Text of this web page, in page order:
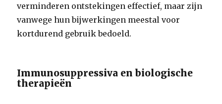
verminderen ontstekingen effectief, maar zijn
vanwege hun bijwerkingen meestal voor
kortdurend gebruik bedoeld.
Immunosuppressiva en biologische
therapieën